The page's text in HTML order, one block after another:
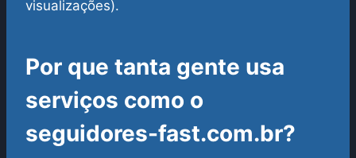
visualizações).
Por que tanta gente usa
serviços como o
seguidores-fast.com.br?